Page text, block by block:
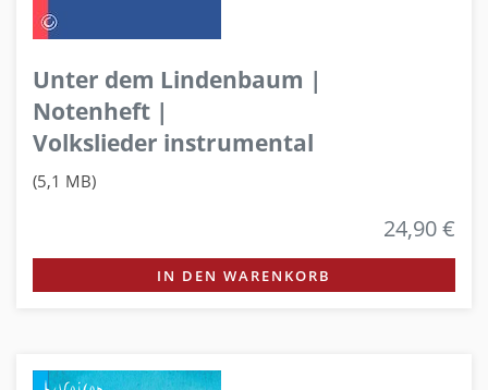
Unter dem Lindenbaum |
Notenheft |
Volkslieder instrumental
(5,1 MB)
24,90 €
IN DEN WARENKORB